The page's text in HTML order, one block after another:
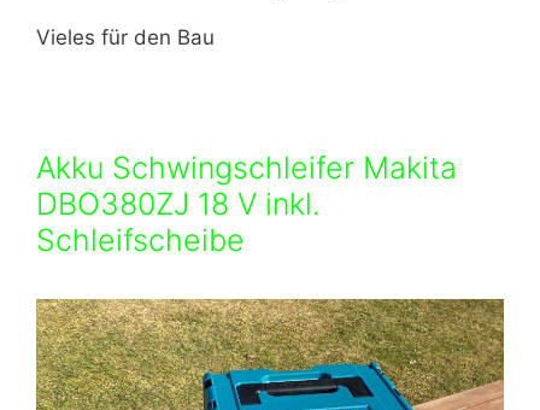
Vieles für den Bau
Akku Schwingschleifer Makita
DBO380ZJ 18 V inkl.
Schleifscheibe